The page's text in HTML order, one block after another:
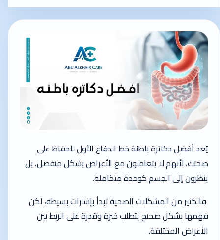
يُعد أفضل دكاترة باطنة خط الدفاع الأول للحفاظ على
صحتك، لأنهم لا يتعاملون مع الأعراض بشكل منفصل، بل
ينظرون إلى الجسم كوحدة متكاملة.
فالكثير من المشكلات الصحية تبدأ بإشارات بسيطة، لكن
فهمها بشكل صحيح يتطلب خبرة وقدرة على الربط بين
الأعراض المختلفة.